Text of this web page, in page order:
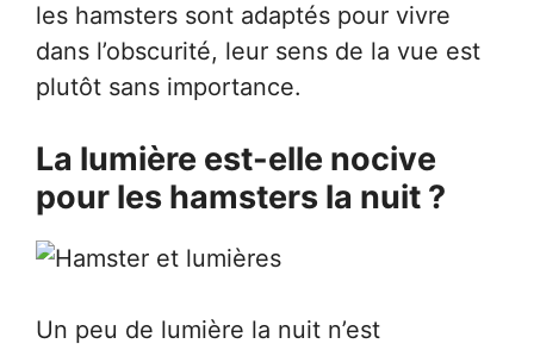
les hamsters sont adaptés pour vivre
dans l’obscurité, leur sens de la vue est
plutôt sans importance.
La lumière est-elle nocive
pour les hamsters la nuit ?
Un peu de lumière la nuit n’est